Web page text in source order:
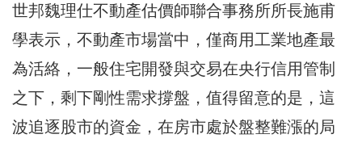
世邦魏理仕不動產估價師聯合事務所所長施甫
學表示，不動產市場當中，僅商用工業地產最
為活絡，一般住宅開發與交易在央行信用管制
之下，剩下剛性需求撐盤，值得留意的是，這
波追逐股市的資金，在房市處於盤整難漲的局